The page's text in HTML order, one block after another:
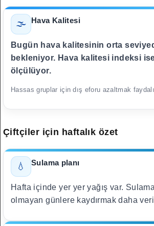
🌫️ Hava Kalitesi
Bugün hava kalitesinin orta
bekleniyor. Hava kalitesi indeksi
ölçülüyor.
Hassas gruplar için dış eforu azaltmak
Çiftçiler için haftalık özet
💧 Sulama planı
Hafta içinde yer yer yağış var.
olmayan günlere kaydırmak daha